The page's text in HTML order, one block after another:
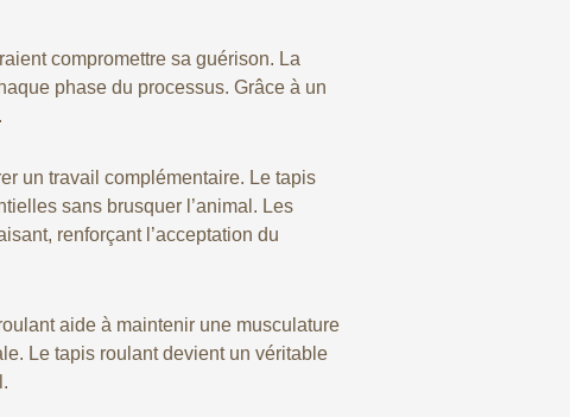
compromettre sa guérison. La
phase du processus. Grâce à un
un travail complémentaire. Le tapis
sans brusquer l’animal. Les
renforçant l’acceptation du
aide à maintenir une musculature
Le tapis roulant devient un véritable